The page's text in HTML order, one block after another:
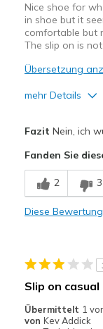
Nice shoe for
in shoe but it
comfortable but
The slip on is
Übersetzung
mehr Details
Nachteile
Need Break In
Sizing
View On Shoes
Fazit Nein, ich
Fanden Sie
2 3
Diese
Slip on casual
Übermittelt 1
von Kev Addick